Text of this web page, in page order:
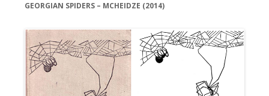
GEORGIAN SPIDERS – MCHEIDZE (2014)